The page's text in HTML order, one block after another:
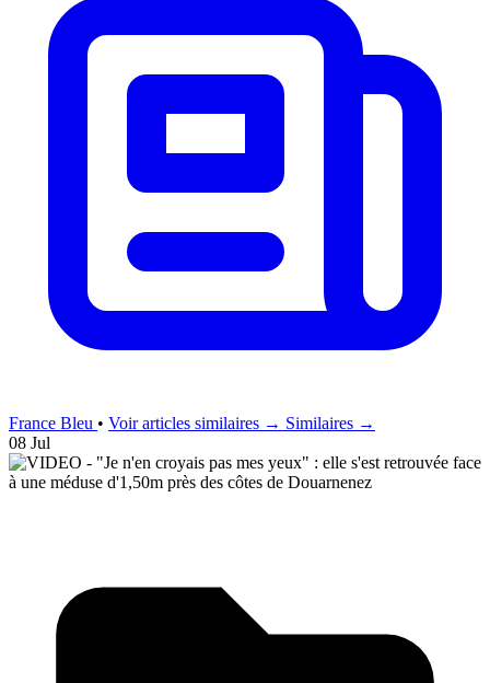
France Bleu • Voir articles similaires → Similaires →
08 Jul